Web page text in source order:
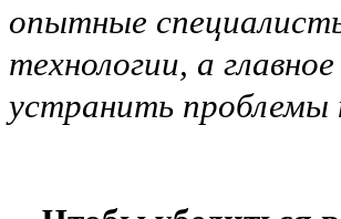
опытные
технологии, а
устранить